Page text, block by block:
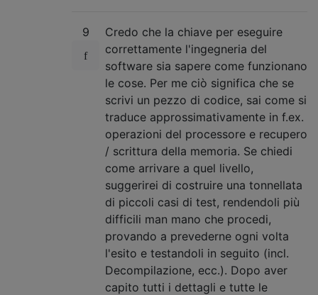
9
Credo che la chiave per eseguire
correttamente l'ingegneria del
software sia sapere come funzionano
le cose. Per me ciò significa che se
scrivi un pezzo di codice, sai come si
traduce approssimativamente in f.ex.
operazioni del processore e recupero
/ scrittura della memoria. Se chiedi
come arrivare a quel livello,
suggerirei di costruire una tonnellata
di piccoli casi di test, rendendoli più
difficili man mano che procedi,
provando a prevederne ogni volta
l'esito e testandoli in seguito (incl.
Decompilazione, ecc.). Dopo aver
capito tutti i dettagli e tutte le